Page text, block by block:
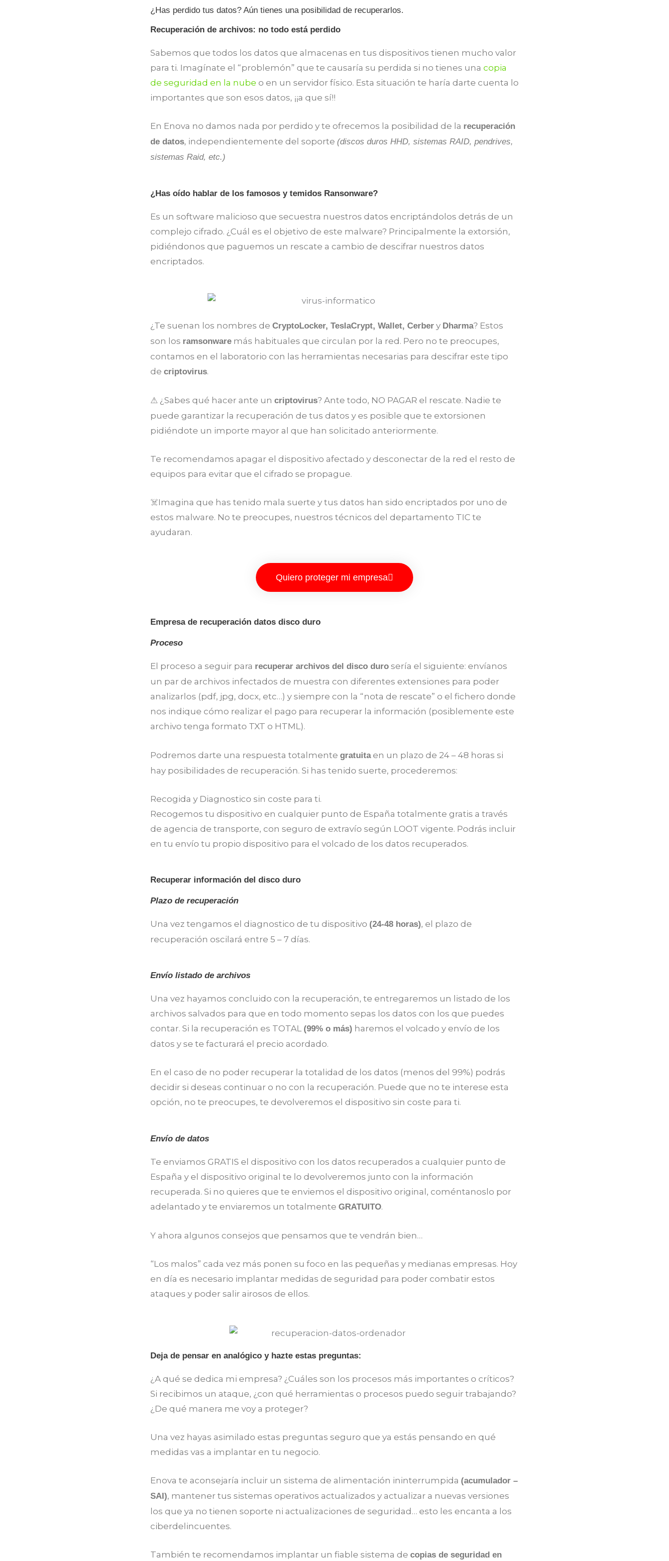
¿Has perdido tus datos? Aún tienes una posibilidad de recuperarlos.
Recuperación de archivos: no todo está perdido
Sabemos que todos los datos que almacenas en tus dispositivos tienen mucho valor
para ti. Imagínate el “problemón” que te causaría su perdida si no tienes una copia
de seguridad en la nube o en un servidor físico. Esta situación te haría darte cuenta lo
importantes que son esos datos, ¡¡a que sí!!
En Enova no damos nada por perdido y te ofrecemos la posibilidad de la recuperación
de datos, independientemente del soporte (discos duros HHD, sistemas RAID, pendrives,
sistemas Raid, etc.)
¿Has oído hablar de los famosos y temidos Ransonware?
Es un software malicioso que secuestra nuestros datos encriptándolos detrás de un
complejo cifrado. ¿Cuál es el objetivo de este malware? Principalmente la extorsión,
pidiéndonos que paguemos un rescate a cambio de descifrar nuestros datos
encriptados.
¿Te suenan los nombres de CryptoLocker, TeslaCrypt, Wallet, Cerber y Dharma? Estos
son los ramsonware más habituales que circulan por la red. Pero no te preocupes,
contamos en el laboratorio con las herramientas necesarias para descifrar este tipo
de criptovirus.
⚠ ¿Sabes qué hacer ante un criptovirus? Ante todo, NO PAGAR el rescate. Nadie te
puede garantizar la recuperación de tus datos y es posible que te extorsionen
pidiéndote un importe mayor al que han solicitado anteriormente.
Te recomendamos apagar el dispositivo afectado y desconectar de la red el resto de
equipos para evitar que el cifrado se propague.
☠️Imagina que has tenido mala suerte y tus datos han sido encriptados por uno de
estos malware. No te preocupes, nuestros técnicos del departamento TIC te
ayudaran.
Quiero proteger mi empresa
Empresa de recuperación datos disco duro
Proceso
El proceso a seguir para recuperar archivos del disco duro sería el siguiente: envíanos
un par de archivos infectados de muestra con diferentes extensiones para poder
analizarlos (pdf, jpg, docx, etc…) y siempre con la “nota de rescate” o el fichero donde
nos indique cómo realizar el pago para recuperar la información (posiblemente este
archivo tenga formato TXT o HTML).
Podremos darte una respuesta totalmente gratuitaen un plazo de 24 – 48 horas si
hay posibilidades de recuperación. Si has tenido suerte, procederemos:
Recogida y Diagnostico sin coste para ti.
Recogemos tu dispositivo en cualquier punto de España totalmente gratis a través
de agencia de transporte, con seguro de extravío según LOOT vigente. Podrás incluir
en tu envío tu propio dispositivo para el volcado de los datos recuperados.
Recuperar información del disco duro
Plazo de recuperación
Una vez tengamos el diagnostico de tu dispositivo (24-48 horas), el plazo de
recuperación oscilará entre 5 – 7 días.
Envío listado de archivos
Una vez hayamos concluido con la recuperación, te entregaremos un listado de los
archivos salvados para que en todo momento sepas los datos con los que puedes
contar. Si la recuperación es TOTAL (99% o más) haremos el volcado y envío de los
datos y se te facturará el precio acordado.
En el caso de no poder recuperar la totalidad de los datos (menos del 99%) podrás
decidir si deseas continuar o no con la recuperación. Puede que no te interese esta
opción, no te preocupes, te devolveremos el dispositivo sin coste para ti.
Envío de datos
Te enviamos GRATIS el dispositivo con los datos recuperados a cualquier punto de
España y el dispositivo original te lo devolveremos junto con la información
recuperada. Si no quieres que te enviemos el dispositivo original, coméntanoslo por
adelantado y te enviaremos un totalmente GRATUITO.
Y ahora algunos consejos que pensamos que te vendrán bien…
“Los malos” cada vez más ponen su foco en las pequeñas y medianas empresas. Hoy
en día es necesario implantar medidas de seguridad para poder combatir estos
ataques y poder salir airosos de ellos.
Deja de pensar en analógico y hazte estas preguntas:
¿A qué se dedica mi empresa? ¿Cuáles son los procesos más importantes o críticos?
Si recibimos un ataque, ¿con qué herramientas o procesos puedo seguir trabajando?
¿De qué manera me voy a proteger?
Una vez hayas asimilado estas preguntas seguro que ya estás pensando en qué
medidas vas a implantar en tu negocio.
Enova te aconsejaría incluir un sistema de alimentación ininterrumpida (acumulador –
SAI), mantener tus sistemas operativos actualizados y actualizar a nuevas versiones
los que ya no tienen soporte ni actualizaciones de seguridad… esto les encanta a los
ciberdelincuentes.
También te recomendamos implantar un fiable sistema de copias de seguridad en